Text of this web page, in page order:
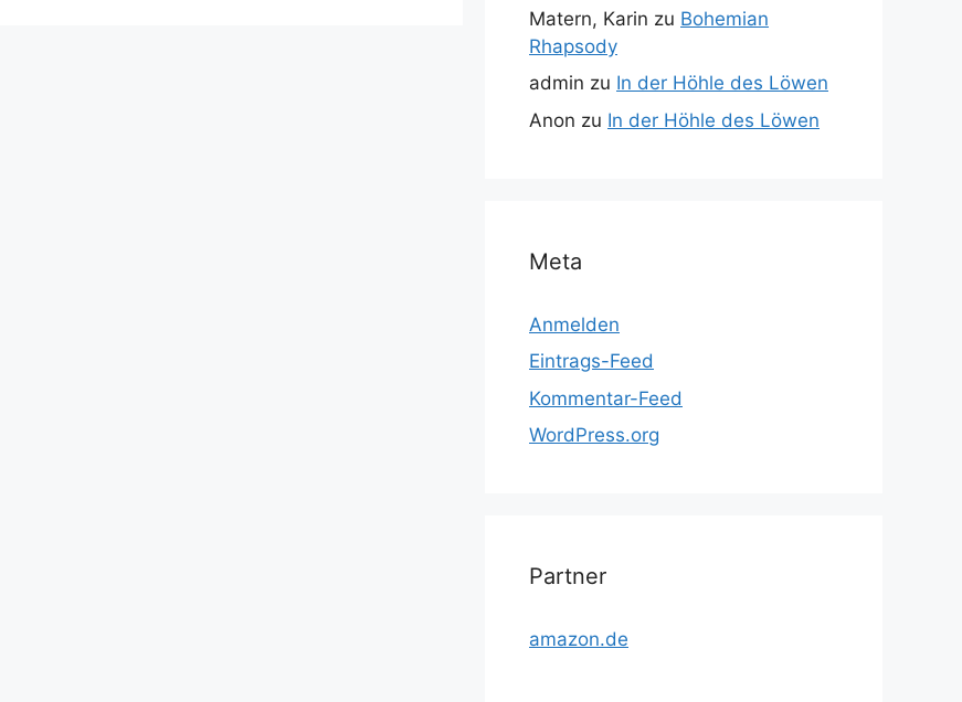
Matern, Karin zu Bohemian
Rhapsody
admin zu In der Höhle des Löwen
Anon zu In der Höhle des Löwen
Meta
Anmelden
Eintrags-Feed
Kommentar-Feed
WordPress.org
Partner
amazon.de